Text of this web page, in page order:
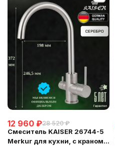
12 960 ₽28 520 ₽
Смеситель KAISER 26744-5
Merkur для кухни, с краном